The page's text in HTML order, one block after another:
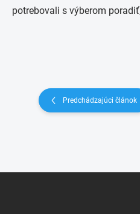
potrebovali s výberom
Predchádzajúci článok